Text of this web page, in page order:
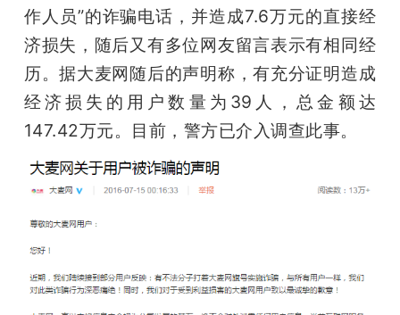
活
动
中
心
专
作人员”的诈骗电话，并造成7.6万元的直接经
济损失，随后又有多位网友留言表示有相同经
历。据大麦网随后的声明称，有充分证明造成
经济损失的用户数量为39人，总金额达
147.42万元。目前，警方已介入调查此事。